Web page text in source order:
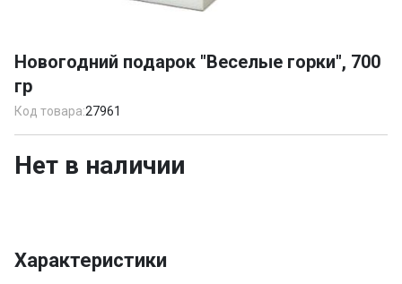
of
1
Новогодний подарок "Веселые горки", 700
гр
Код товара:27961
Нет в наличии
Характеристики